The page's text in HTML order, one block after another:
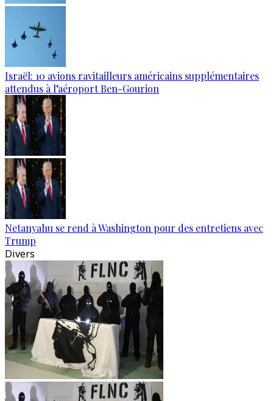
Israël: 10 avions ravitailleurs américains supplémentaires
attendus à l’aéroport Ben-Gourion
Netanyahu se rend à Washington pour des entretiens avec
Trump
Divers